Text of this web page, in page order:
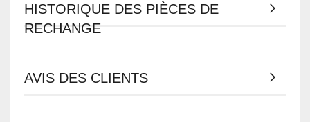
HISTORIQUE DES PIÈCES DE
RECHANGE
AVIS DES CLIENTS